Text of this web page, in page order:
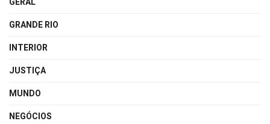
GRANDE RIO
INTERIOR
JUSTIÇA
MUNDO
NEGÓCIOS